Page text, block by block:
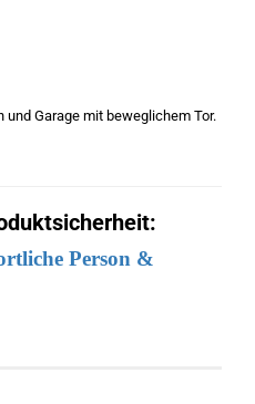
Garage mit beweglichem Tor.
Person &